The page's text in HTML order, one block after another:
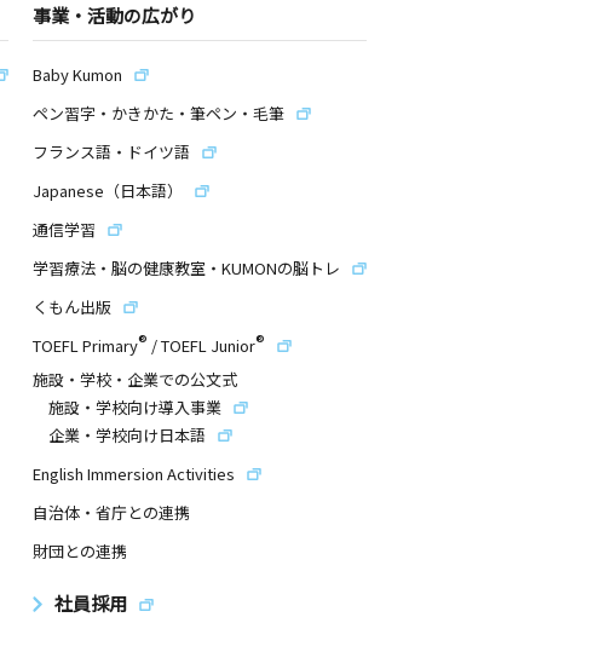
事業・活動の広がり
Baby Kumon
ペン習字・かきかた・筆ペン・毛筆
フランス語・ドイツ語
Japanese（日本語）
通信学習
学習療法・脳の健康教室・KUMONの脳トレ
くもん出版
TOEFL Primary® /TOEFL Junior®
施設・学校・企業での公文式
施設・学校向け導入事業
企業・学校向け日本語
English Immersion Activities
自治体・省庁との連携
財団との連携
社員採用